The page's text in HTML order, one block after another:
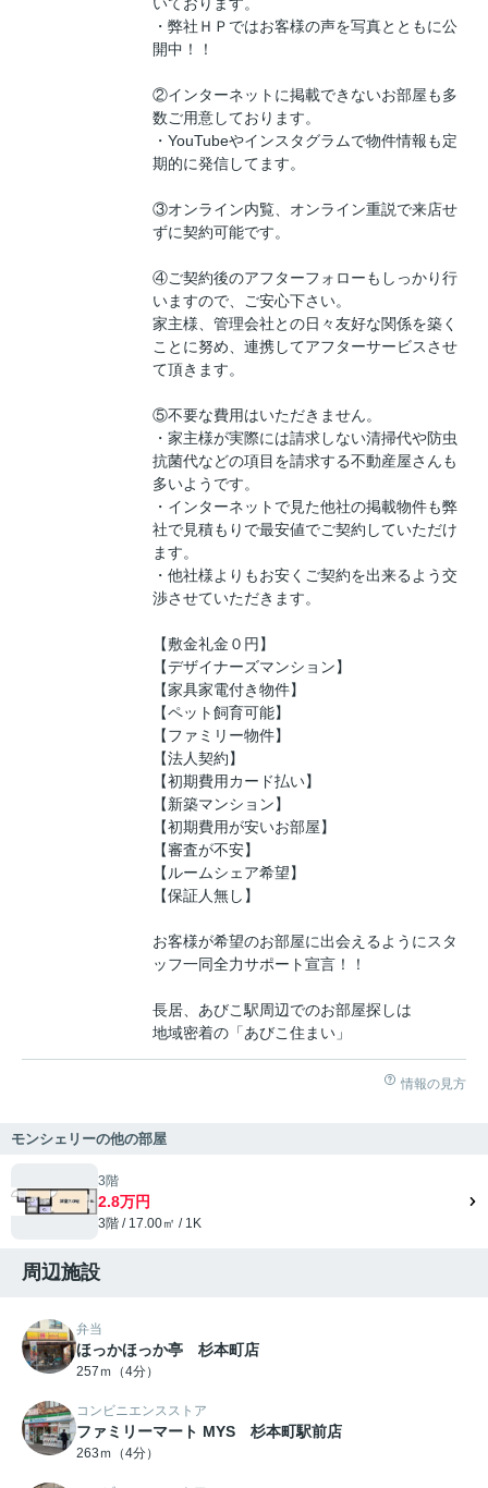
いております。
・弊社ＨＰではお客様の声を写真とともに公
開中！！
②インターネットに掲載できないお部屋も多
数ご用意しております。
・YouTubeやインスタグラムで物件情報も定
期的に発信してます。
③オンライン内覧、オンライン重説で来店せ
ずに契約可能です。
④ご契約後のアフターフォローもしっかり行
いますので、ご安心下さい。
家主様、管理会社との日々友好な関係を築く
ことに努め、連携してアフターサービスさせ
て頂きます。
⑤不要な費用はいただきません。
・家主様が実際には請求しない清掃代や防虫
抗菌代などの項目を請求する不動産屋さんも
多いようです。
・インターネットで見た他社の掲載物件も弊
社で見積もりで最安値でご契約していただけ
ます。
・他社様よりもお安くご契約を出来るよう交
渉させていただきます。
【敷金礼金０円】
【デザイナーズマンション】
【家具家電付き物件】
【ペット飼育可能】
【ファミリー物件】
【法人契約】
【初期費用カード払い】
【新築マンション】
【初期費用が安いお部屋】
【審査が不安】
【ルームシェア希望】
【保証人無し】
お客様が希望のお部屋に出会えるようにスタ
ッフ一同全力サポート宣言！！
長居、あびこ駅周辺でのお部屋探しは
地域密着の「あびこ住まい」
情報の見方
モンシェリーの他の部屋
3階
2.8万円
3階 / 17.00㎡ / 1K
周辺施設
弁当
ほっかほっか亭 杉本町店
257ｍ（4分）
コンビニエンスストア
ファミリーマート MYS 杉本町駅前店
263ｍ（4分）